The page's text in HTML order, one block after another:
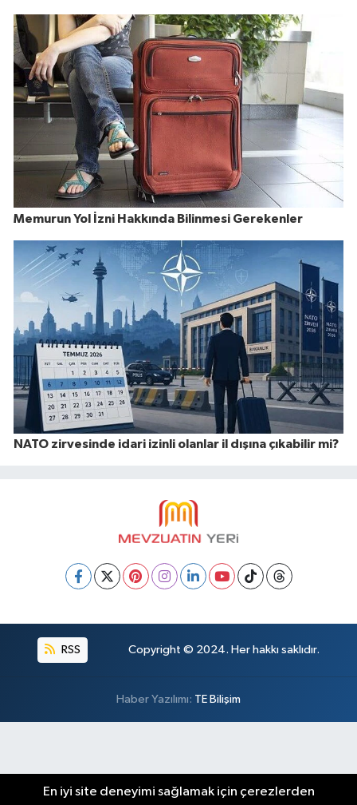
Memurun Yol İzni Hakkında Bilinmesi Gerekenler
NATO zirvesinde idari izinli olanlar il dışına çıkabilir mi?
RSS Copyright © 2024. Her hakkı saklıdır.
Haber Yazılımı: TE Bilişim
En iyi site deneyimi sağlamak için çerezlerden